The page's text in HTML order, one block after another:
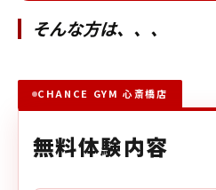
そんな方は、、、
CHANCE GYM 心斎橋店
無料体験内容